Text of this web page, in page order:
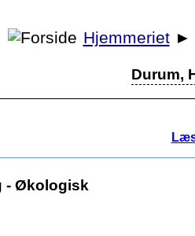
Hjemmeriet ►
Durum,
- Økologisk